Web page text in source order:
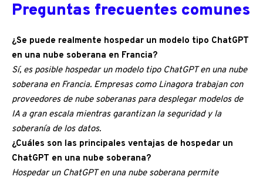
Preguntas frecuentes comunes
¿Se puede realmente hospedar un modelo tipo ChatGPT
en una nube soberana en Francia?
Sí, es posible hospedar un modelo tipo ChatGPT en una nube
soberana en Francia. Empresas como Linagora trabajan con
proveedores de nube soberanas para desplegar modelos de
IA a gran escala mientras garantizan la seguridad y la
soberanía de los datos.
¿Cuáles son las principales ventajas de hospedar un
ChatGPT en una nube soberana?
Hospedar un ChatGPT en una nube soberana permite